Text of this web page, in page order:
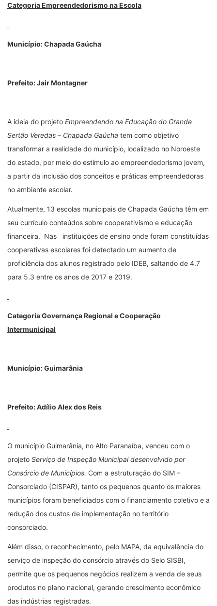
Categoria Empreendedorismo na Escola
Município: Chapada Gaúcha
Prefeito: Jair Montagner
A ideia do projeto Empreendendo na Educação do Grande
Sertão Veredas – Chapada Gaúcha tem como objetivo
transformar a realidade do município, localizado no Noroeste
do estado, por meio do estímulo ao empreendedorismo jovem,
a partir da inclusão dos conceitos e práticas empreendedoras
no ambiente escolar.
Atualmente, 13 escolas municipais de Chapada Gaúcha têm em
seu currículo conteúdos sobre cooperativismo e educação
financeira. Nas instituições de ensino onde foram constituídas
cooperativas escolares foi detectado um aumento de
proficiência dos alunos registrado pelo IDEB, saltando de 4.7
para 5.3 entre os anos de 2017 e 2019.
Categoria Governança Regional e Cooperação
Intermunicipal
Município: Guimarânia
Prefeito: Adílio Alex dos Reis
O município Guimarânia, no Alto Paranaíba, venceu com o
projeto Serviço de Inspeção Municipal desenvolvido por
Consórcio de Municípios. Com a estruturação do SIM –
Consorciado (CISPAR), tanto os pequenos quanto os maiores
municípios foram beneficiados com o financiamento coletivo e a
redução dos custos de implementação no território
consorciado.
Além disso, o reconhecimento, pelo MAPA, da equivalência do
serviço de inspeção do consórcio através do Selo SISBI,
permite que os pequenos negócios realizem a venda de seus
produtos no plano nacional, gerando crescimento econômico
das indústrias registradas.